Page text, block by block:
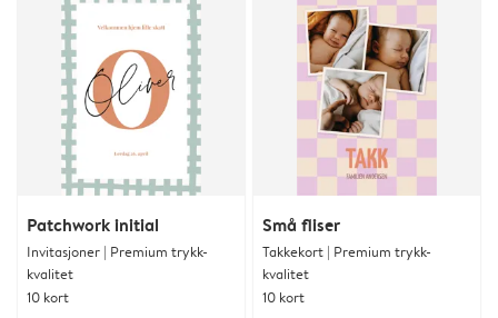
Patchwork initial
Invitasjoner | Premium trykk-
kvalitet
10 kort
Små fliser
Takkekort | Premium trykk-
kvalitet
10 kort